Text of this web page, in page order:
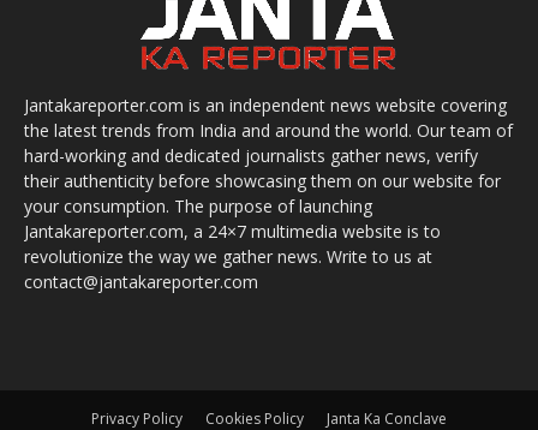
Jantakareporter.com is an independent news website covering
the latest trends from India and around the world. Our team of
hard-working and dedicated journalists gather news, verify
their authenticity before showcasing them on our website for
your consumption. The purpose of launching
Jantakareporter.com, a 24×7 multimedia website is to
revolutionize the way we gather news. Write to us at
contact@jantakareporter.com
Privacy Policy Cookies Policy Janta Ka Conclave